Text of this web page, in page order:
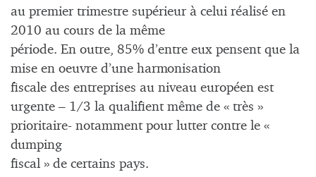
au premier trimestre supérieur à celui réalisé en
2010 au cours de la même
période. En outre, 85% d’entre eux pensent que la
mise en oeuvre d’une harmonisation
fiscale des entreprises au niveau européen est
urgente – 1/3 la qualifient même de « très »
prioritaire- notamment pour lutter contre le «
dumping
fiscal » de certains pays.